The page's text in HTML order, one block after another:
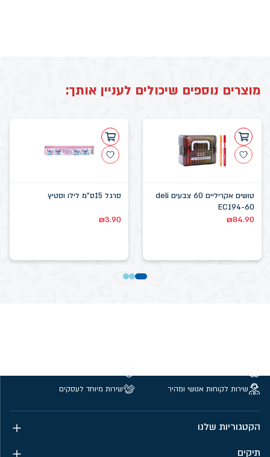
מוצרים נוספים שיכולים לעניין אותך:
טושים אקריליים 60 צבעים deli
EC194-60
₪84.90
סרגל 15ס"מ לילו וסטיץ
₪3.90
שירות לקוחות אנושי ומהיר
שירות מיוחד לעסקים
הקטגוריות שלנו
תיקים